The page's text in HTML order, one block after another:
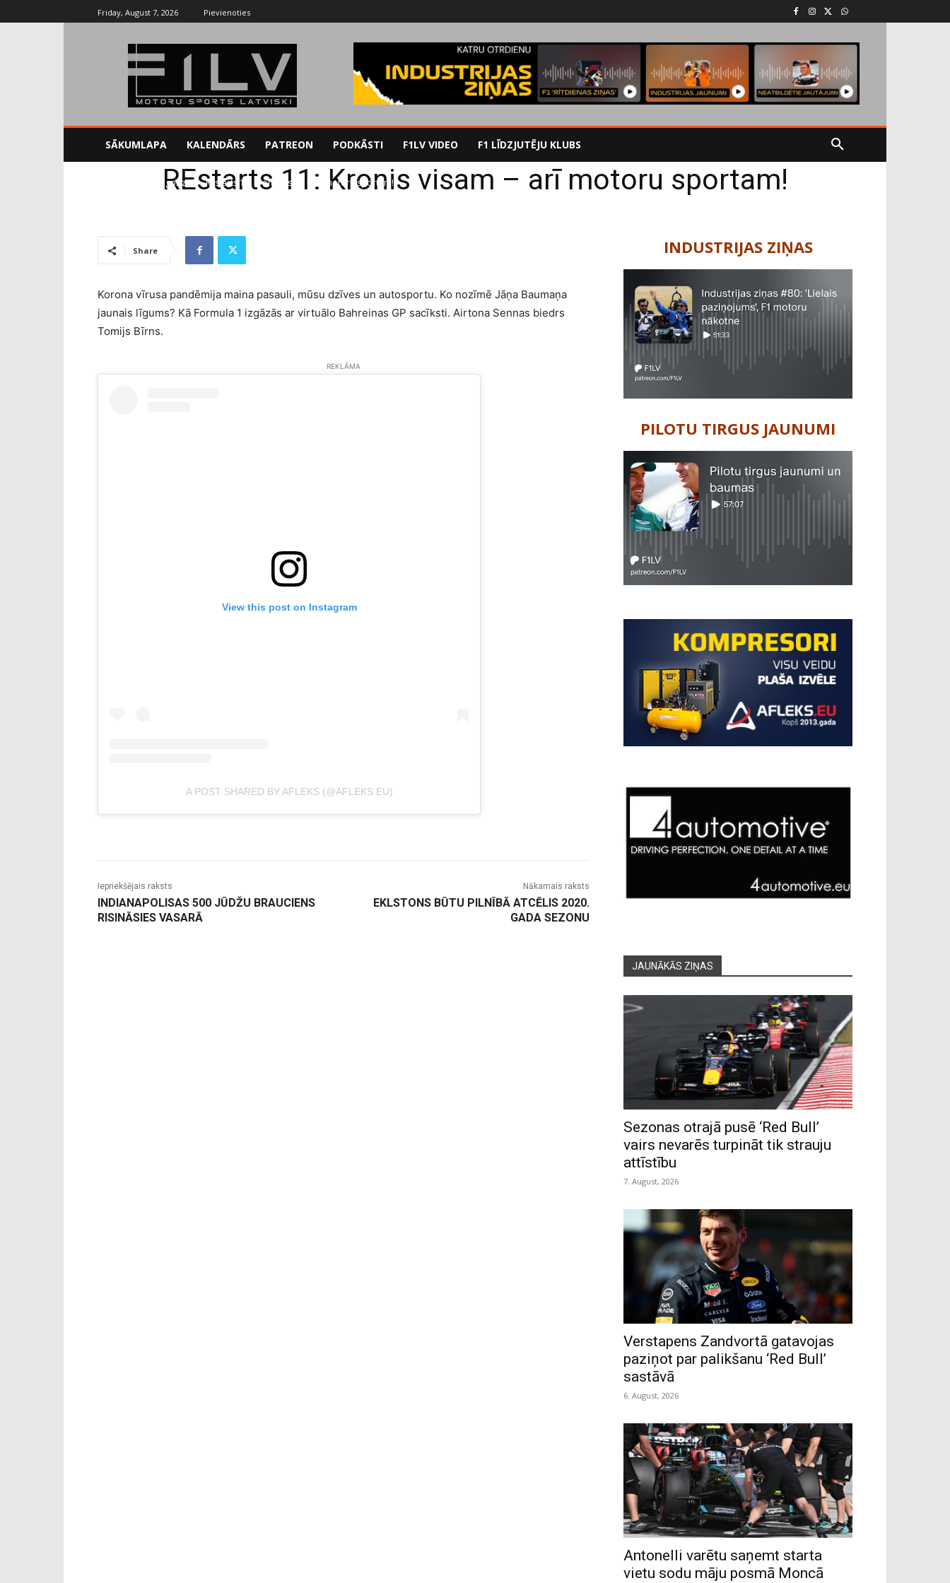
Friday, August 7, 2026 Pievienoties
SĀKUMLAPA KALENDĀRS PATREON PODKĀSTI F1LV VIDEO F1 LĪDZJUTĒJU KLUBS
Uncategorized REstarts 11: Kronis visam - arī motoru sportam!
REstarts 11: Kronis visam – arī motoru sportam!
Share
Korona vīrusa pandēmija maina pasauli, mūsu dzīves un autosportu. Ko nozīmē Jāņa Baumaņa
jaunais līgums? Kā Formula 1 izgāzās ar virtuālo Bahreinas GP sacīksti. Airtona Sennas biedrs
Tomijs Bīrns.
REKLĀMA
View this post on Instagram
A POST SHARED BY AFLEKS (@AFLEKS.EU)
Iepriekšējais raksts
INDIANAPOLISAS 500 JŪDŽU BRAUCIENS
RISINĀSIES VASARĀ
Nākamais raksts
EKLSTONS BŪTU PILNĪBĀ ATCĒLIS 2020.
GADA SEZONU
INDUSTRIJAS ZIŅAS
PILOTU TIRGUS JAUNUMI
JAUNĀKĀS ZIŅAS
Sezonas otrajā pusē ‘Red Bull’
vairs nevarēs turpināt tik strauju
attīstību
7. August, 2026
Verstapens Zandvortā gatavojas
paziņot par palikšanu ‘Red Bull’
sastāvā
6. August, 2026
Antonelli varētu saņemt starta
vietu sodu māju posmā Moncā